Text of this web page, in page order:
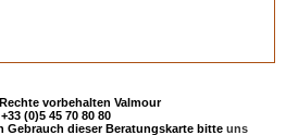
vorbehalten Valmour
(0)5 45 70 80 80
Gebrauch dieser Beratungskarte bitte uns